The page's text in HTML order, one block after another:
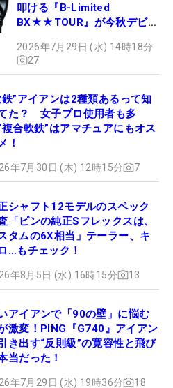
叩ける『B-Limited
BX★★TOUR』が今秋デビュ
2026年7月29日 (水) 14時18分
27
鉄”アイアンは2種類あるって知
た？ 女子プロ使用者も多
複合軟鉄”はアマチュアにもオス
！
年7月30日 (木) 12時15分 7
シャフト12モデルのスペック
「ピンの純正Sフレックスは、
タムの6X相当」テーラー、キ
…もチェック！
年8月5日 (水) 16時15分 13
アイアンで「90の壁」に悩む
激変！PING『G740』アイアン
き出す“反則級”の寛容性と飛び
当だった！
年7月29日 (水) 19時36分 18